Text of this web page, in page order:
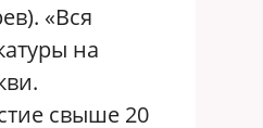
«Вся
на
свыше 20